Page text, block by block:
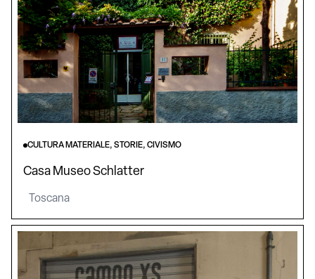
CULTURA MATERIALE, STORIE, CIVISMO
Casa Museo Schlatter
Toscana